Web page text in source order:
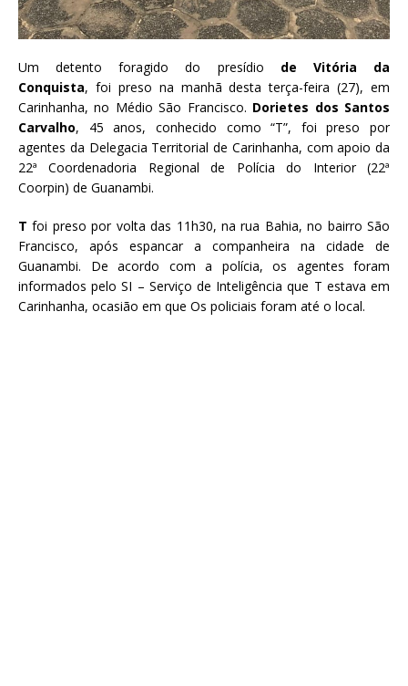
Um detento foragido do presídio de Vitória da
Conquista, foi preso na manhã desta terça-feira (27), em
Carinhanha, no Médio São Francisco. Dorietes dos Santos
Carvalho, 45 anos, conhecido como “T”, foi preso por
agentes da Delegacia Territorial de Carinhanha, com apoio da
22ª Coordenadoria Regional de Polícia do Interior (22ª
Coorpin) de Guanambi.
Tfoi preso por volta das 11h30, na rua Bahia, no bairro São
Francisco, após espancar a companheira na cidade de
Guanambi. De acordo com a polícia, os agentes foram
informados pelo SI – Serviço de Inteligência que T estava em
Carinhanha, ocasião em que Os policiais foram até o local.